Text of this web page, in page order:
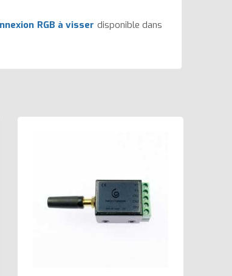
RGB à visser disponible dans